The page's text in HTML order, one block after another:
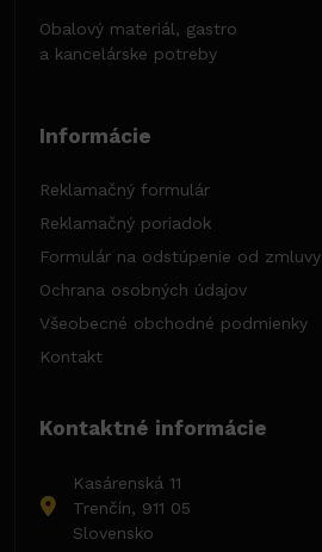
Obalový materiál, gastro
a kancelárske potreby
Informácie
Reklamačný formulár
Reklamačný poriadok
Formulár na odstúpenie od zmluvy
Ochrana osobných údajov
Všeobecné obchodné podmienky
Kontakt
Kontaktné informácie
Kasárenská 11
Trenčín, 911 05
Slovensko